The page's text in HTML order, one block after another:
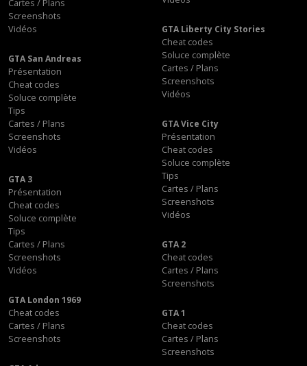
Cartes / Plans
Screenshots
Vidéos
GTA Liberty City Stories
Cheat codes
Soluce complète
Cartes / Plans
Screenshots
Vidéos
GTA San Andreas
Présentation
Cheat codes
Soluce complète
Tips
Cartes / Plans
Screenshots
Vidéos
GTA Vice City
Présentation
Cheat codes
Soluce complète
Tips
Cartes / Plans
Screenshots
Vidéos
GTA 3
Présentation
Cheat codes
Soluce complète
Tips
Cartes / Plans
Screenshots
Vidéos
GTA 2
Cheat codes
Cartes / Plans
Screenshots
GTA London 1969
Cheat codes
Cartes / Plans
Screenshots
GTA 1
Cheat codes
Cartes / Plans
Screenshots